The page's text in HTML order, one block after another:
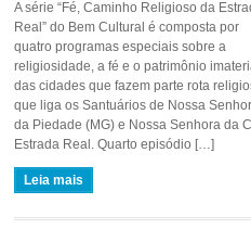
A série “Fé, Caminho Religioso da
Real” do Bem Cultural é composta por
quatro programas especiais sobre a
religiosidade, a fé e o patrimônio
das cidades que fazem parte rota
que liga os Santuários de Nossa
da Piedade (MG) e Nossa Senhora da
Estrada Real. Quarto episódio […]
Leia mais